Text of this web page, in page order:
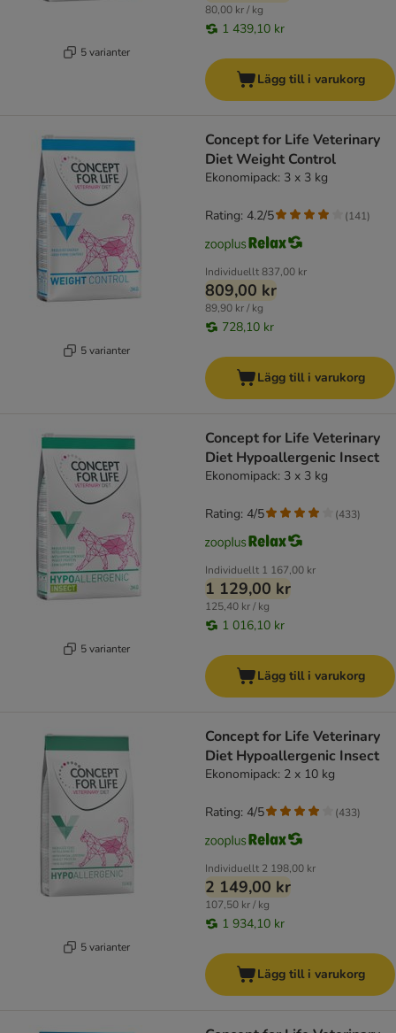
5 varianter
80,00 kr / kg
1 439,10 kr
Lägg till i varukorg
5 varianter
Concept for Life Veterinary
Diet Weight Control
Ekonomipack: 3 x 3 kg
Individuellt837,00 kr
809,00 kr
89,90 kr / kg
728,10 kr
Rating: 4.2/5 (141)
Lägg till i varukorg
5 varianter
Concept for Life Veterinary
Diet Hypoallergenic Insect
Ekonomipack: 3 x 3 kg
Individuellt 1 167,00 kr
1 129,00 kr
125,40 kr / kg
1 016,10 kr
Rating: 4/5 (433)
Lägg till i varukorg
5 varianter
Concept for Life Veterinary
Diet Hypoallergenic Insect
Ekonomipack: 2 x 10 kg
Individuellt 2 198,00 kr
2 149,00 kr
107,50 kr / kg
1 934,10 kr
Rating: 4/5 (433)
Lägg till i varukorg